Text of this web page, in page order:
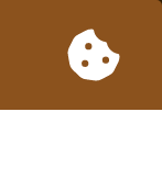
daher längere